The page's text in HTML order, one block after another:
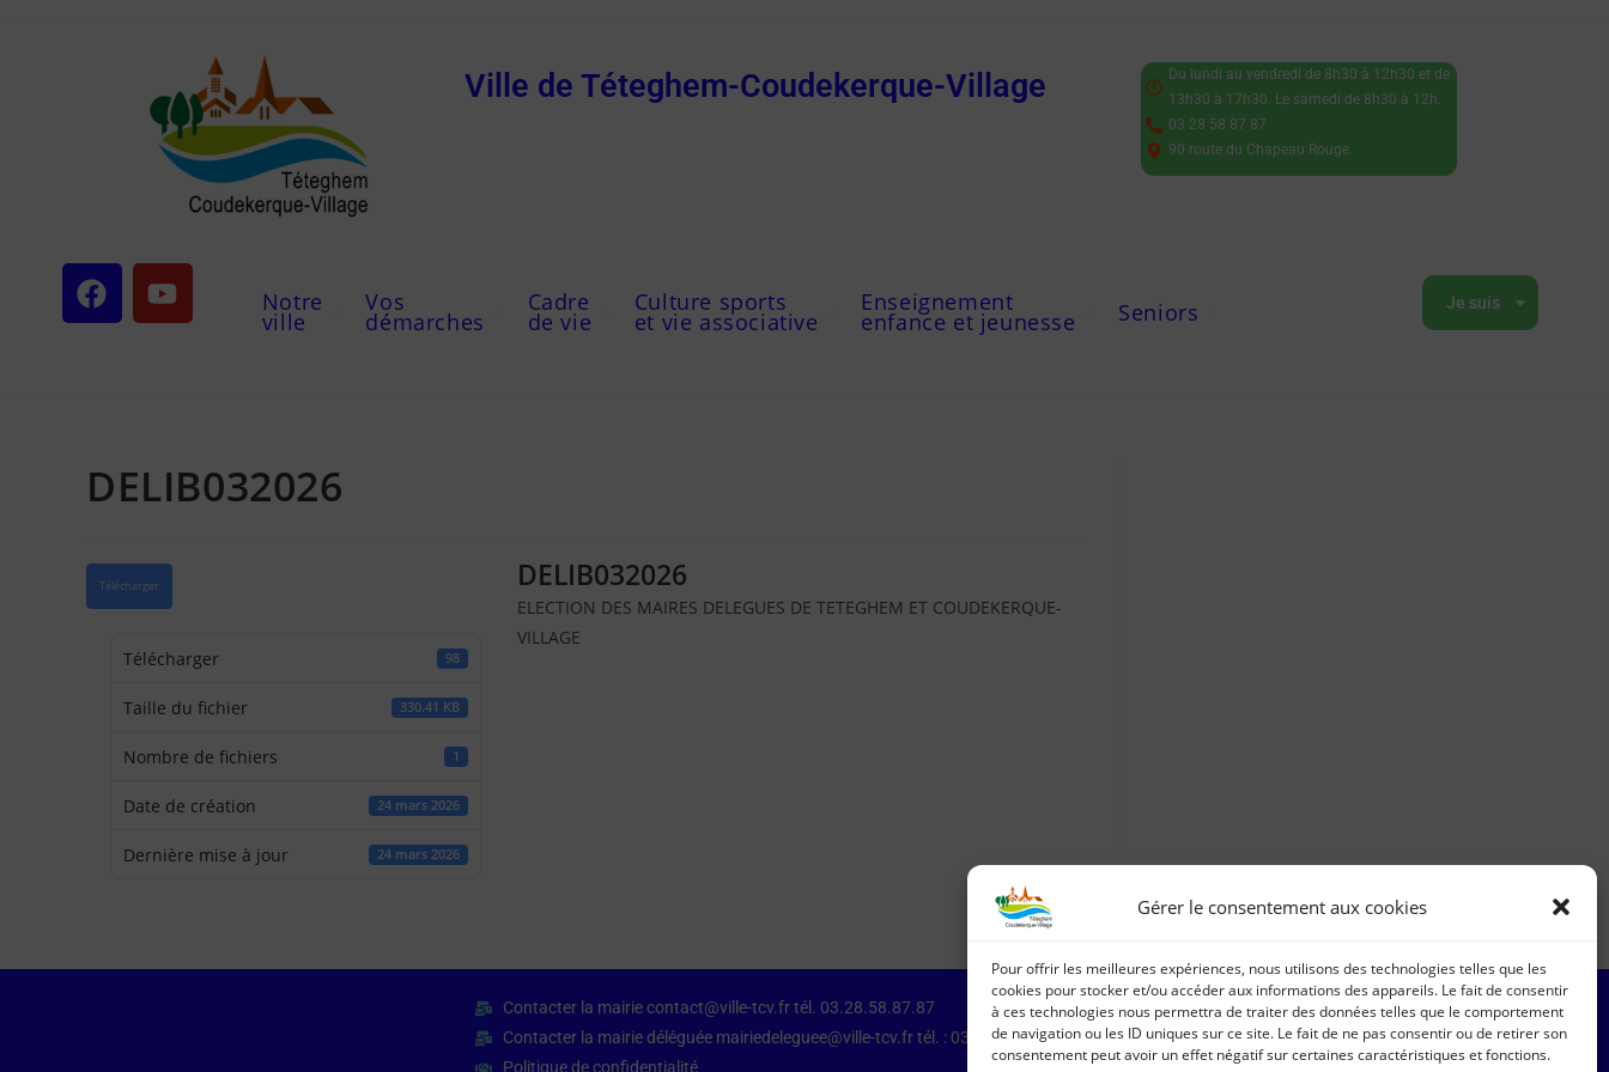
Gérer le consentement aux cookies
Pour offrir les meilleures expériences, nous utilisons des technologies telles que les
cookies pour stocker et/ou accéder aux informations des appareils. Le fait de consentir
à ces technologies nous permettra de traiter des données telles que le comportement
de navigation ou les ID uniques sur ce site. Le fait de ne pas consentir ou de retirer son
consentement peut avoir un effet négatif sur certaines caractéristiques et fonctions.
Ville de Téteghem-Coudekerque-Village
Du lundi au vendredi de 8h30 à 12h30 et de
13h30 à 17h30. Le samedi de 8h30 à 12h.
03 28 58 87 87
90 route du Chapeau Rouge
Notre
ville
Vos
démarches
Cadre
de vie
Culture sports
et vie associative
Enseignement
enfance et jeunesse Seniors Je suis
DELIB032026
Télécharger
Télécharger 98
Taille du fichier 330.41 KB
Nombre de fichiers 1
Date de création 24 mars 2026
Dernière mise à jour 24 mars 2026
DELIB032026
ELECTION DES MAIRES DELEGUES DE TETEGHEM ET COUDEKERQUE-
VILLAGE
Contacter la mairie contact@ville-tcv.fr tél. 03.28.58.87.87
Contacter la mairie déléguée mairiedeleguee@ville-tcv.fr tél. : 03.28.64.79.87
Politique de confidentialité